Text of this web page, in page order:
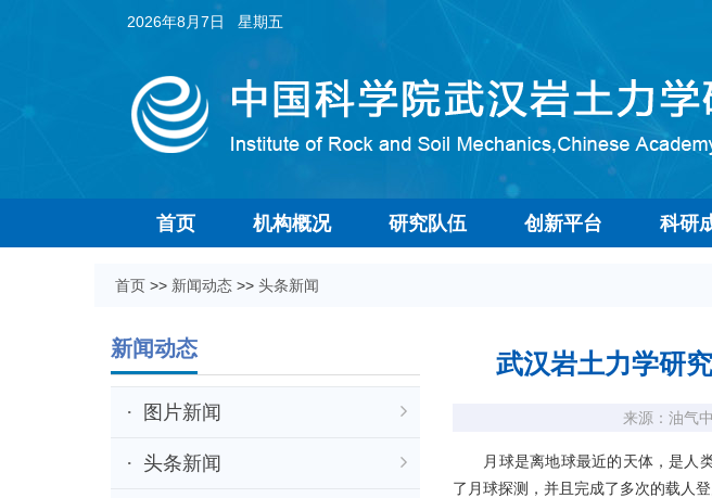
2026年8月7日 星期五
首页 机构概况 研究队伍 创新平台 科研
首页 >> 新闻动态 >> 头条新闻
新闻动态
图片新闻
头条新闻
武汉岩土力学研
来源：油气
月球是离地球最近的天体，是人类
了月球探测，并且完成了多次的载人